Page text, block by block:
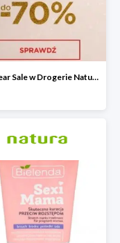
New Year Sale w Drogerie Natura do -70%